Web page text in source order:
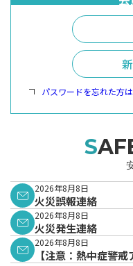
パスワードを忘れた方
2026年8月8日
火災誤報連絡
2026年8月8日
火災発生連絡
2026年8月8日
【注意：熱中症警